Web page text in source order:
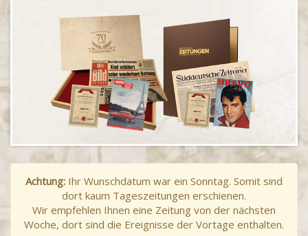
Achtung: Ihr Wunschdatum war ein Sonntag. Somit sind
dort kaum Tageszeitungen erschienen.
Wir empfehlen Ihnen eine Zeitung von der nächsten
Woche, dort sind die Ereignisse der Vortage enthalten.